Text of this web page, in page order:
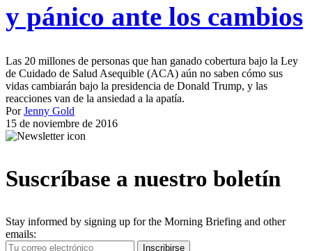
y pánico ante los cambios
Las 20 millones de personas que han ganado cobertura bajo la Ley
de Cuidado de Salud Asequible (ACA) aún no saben cómo sus
vidas cambiarán bajo la presidencia de Donald Trump, y las
reacciones van de la ansiedad a la apatía.
PorJenny Gold
15 de noviembre de 2016
Suscríbase a nuestro boletín
Stay informed by signing up for the Morning Briefing and other
emails:
Your
Inscribirse